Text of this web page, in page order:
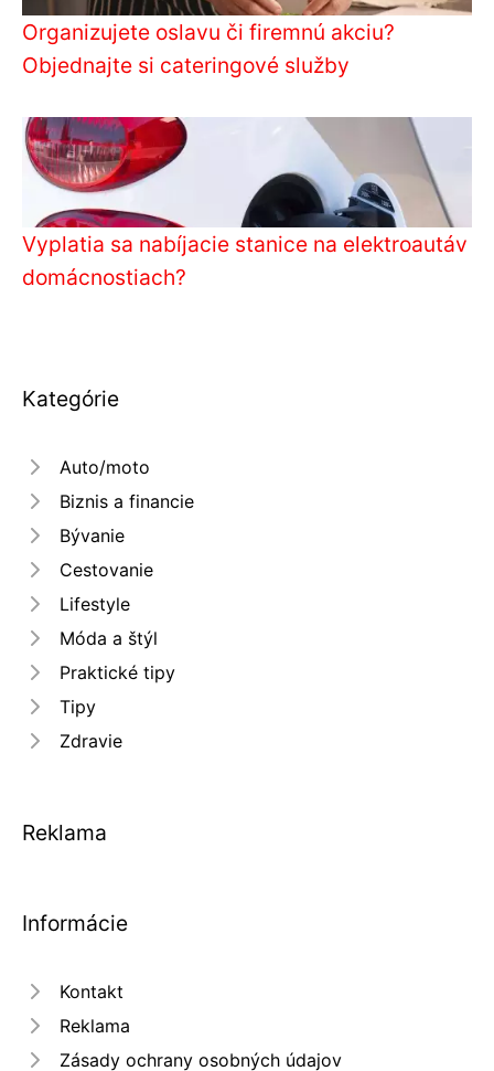
Organizujete oslavu či firemnú akciu?
Objednajte si cateringové služby
Vyplatia sa nabíjacie stanice na elektroautáv
domácnostiach?
Kategórie
Auto/moto
Biznis a financie
Bývanie
Cestovanie
Lifestyle
Móda a štýl
Praktické tipy
Tipy
Zdravie
Reklama
Informácie
Kontakt
Reklama
Zásady ochrany osobných údajov